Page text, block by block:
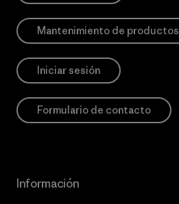
Mantenimiento de productos
Iniciar sesión
Formulario de contacto
Información